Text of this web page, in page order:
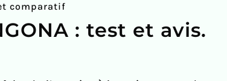
comparatif
: test et avis.